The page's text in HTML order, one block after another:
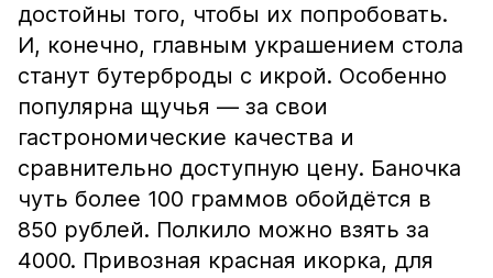
достойны того, чтобы их попробовать.
И, конечно, главным украшением стола
станут бутерброды с икрой. Особенно
популярна щучья — за свои
гастрономические качества и
сравнительно доступную цену. Баночка
чуть более 100 граммов обойдётся в
850 рублей. Полкило можно взять за
4000. Привозная красная икорка, для